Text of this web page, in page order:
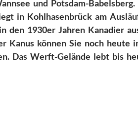
und  Potsdam-
in  Kohlhasenbrück  am
den  1930er  Jahren  Kanadier
Kanus  können  Sie  noch  heute
Das  Werft-Gelände  lebt  bis